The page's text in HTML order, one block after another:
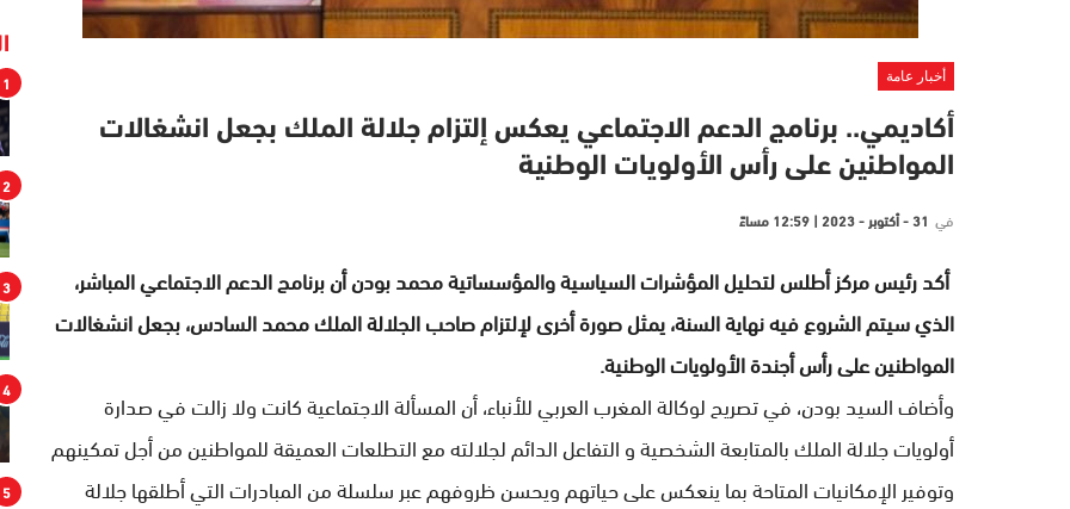
أخبار عامة
أكاديمي.. برنامج الدعم الاجتماعي يعكس إلتزام جلالة الملك بجعل انشغالات
المواطنين على رأس الأولويات الوطنية
في 31 - أكتوبر - 2023 | 12:59 مساءً
أكد رئيس مركز أطلس لتحليل المؤشرات السياسية والمؤسساتية محمد بودن أن برنامج الدعم الاجتماعي المباشر،
الذي سيتم الشروع فيه نهاية السنة، يمثل صورة أخرى لإلتزام صاحب الجلالة الملك محمد السادس، بجعل انشغالات
المواطنين على رأس أجندة الأولويات الوطنية.
وأضاف السيد بودن، في تصريح لوكالة المغرب العربي للأنباء، أن المسألة الاجتماعية كانت ولا زالت في صدارة
أولويات جلالة الملك بالمتابعة الشخصية و التفاعل الدائم لجلالته مع التطلعات العميقة للمواطنين من أجل تمكينهم
وتوفير الإمكانيات المتاحة بما ينعكس على حياتهم ويحسن ظروفهم عبر سلسلة من المبادرات التي أطلقها جلالة
1
2
3
4
5